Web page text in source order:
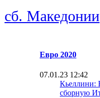
сб. Македонии
Евро 2020
07.01.23 12:42
Кьеллини:
сборную